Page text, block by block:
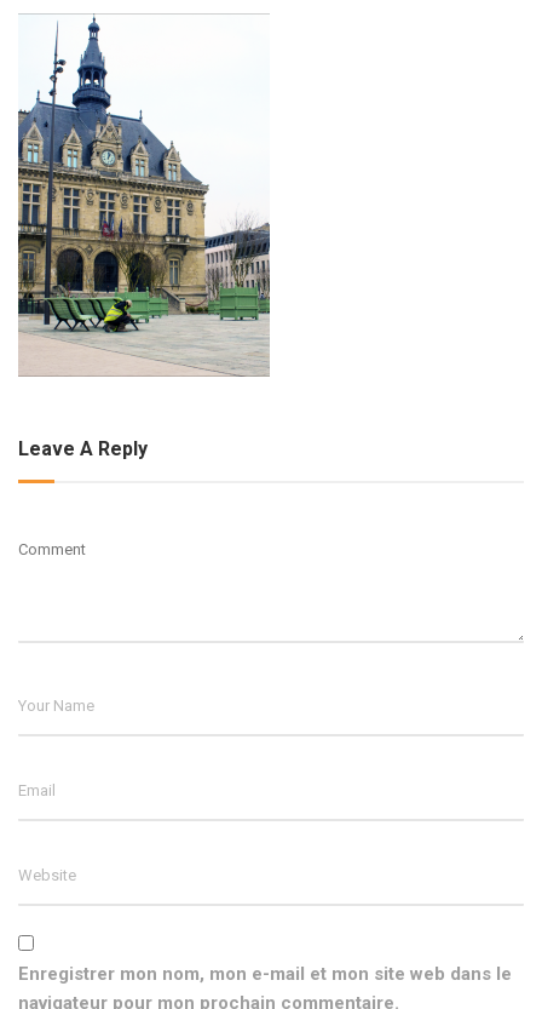
Leave A Reply
Enregistrer mon nom, mon e-mail et mon site web dans le
navigateur pour mon prochain commentaire.